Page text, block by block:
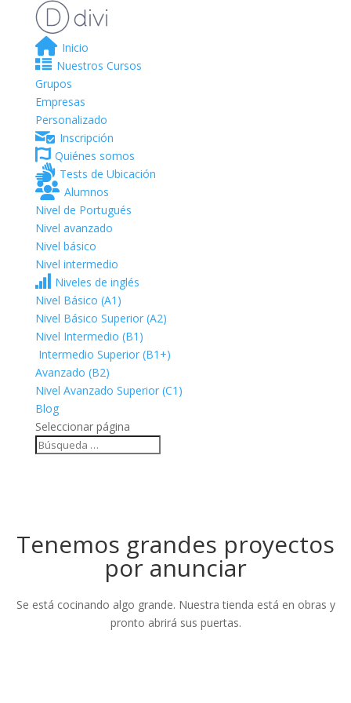
Inicio
Nuestros Cursos
Grupos
Empresas
Personalizado
Inscripción
Quiénes somos
Tests de Ubicación
Alumnos
Nivel de Portugués
Nivel avanzado
Nivel básico
Nivel intermedio
Niveles de inglés
Nivel Básico (A1)
Nivel Básico Superior (A2)
Nivel Intermedio (B1)
Intermedio Superior (B1+)
Avanzado (B2)
Nivel Avanzado Superior (C1)
Blog
Seleccionar página
Tenemos grandes proyectos
por anunciar
Se está cocinando algo grande. Nuestra tienda está en obras y
pronto abrirá sus puertas.